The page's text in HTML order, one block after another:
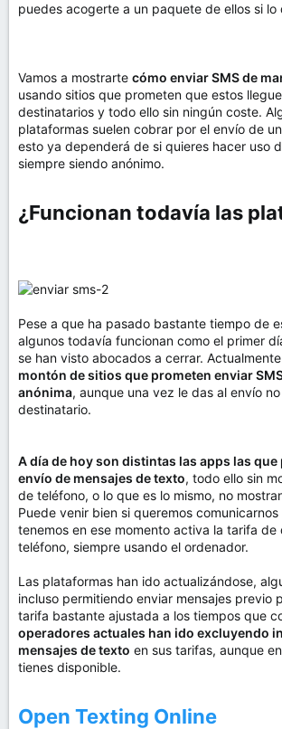
puedes acogerte a un paquete de ellos si lo
Vamos a mostrarte cómo enviar SMS de
usando sitios que prometen que estos
destinatarios y todo ello sin ningún coste.
plataformas suelen cobrar por el envío de
esto ya dependerá de si quieres hacer uso
siempre siendo anónimo.
¿Funcionan todavía las
Pese a que ha pasado bastante tiempo de
algunos todavía funcionan como el primer
se han visto abocados a cerrar. Actualmente
montón de sitios que prometen enviar
anónima, aunque una vez le das al envío
destinatario.
A día de hoy son distintas las apps las que
envío de mensajes de texto, todo ello sin
de teléfono, o lo que es lo mismo, no
Puede venir bien si queremos
tenemos en ese momento activa la tarifa de
teléfono, siempre usando el ordenador.
Las plataformas han ido actualizándose,
incluso permitiendo enviar mensajes previo
tarifa bastante ajustada a los tiempos que
operadores actuales han ido excluyendo
mensajes de texto en sus tarifas, aunque
tienes disponible.
Open Texting Online